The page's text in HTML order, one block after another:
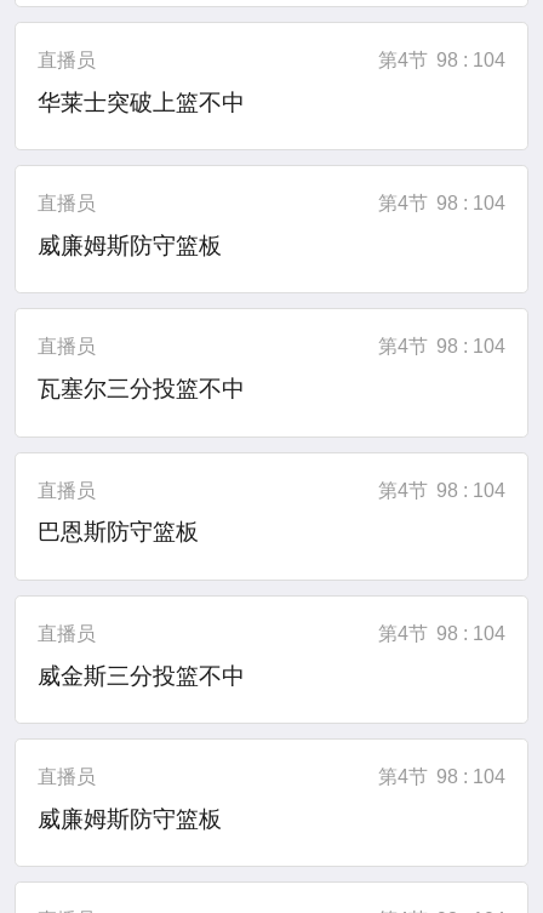
直播员 第4节 98 : 104
华莱士突破上篮不中
直播员 第4节 98 : 104
威廉姆斯防守篮板
直播员 第4节 98 : 104
瓦塞尔三分投篮不中
直播员 第4节 98 : 104
巴恩斯防守篮板
直播员 第4节 98 : 104
威金斯三分投篮不中
直播员 第4节 98 : 104
威廉姆斯防守篮板